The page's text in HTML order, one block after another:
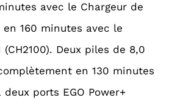
avec le Chargeur de
en 160 minutes avec le
Deux piles de 8,0
en 130 minutes
ports EGO Power+